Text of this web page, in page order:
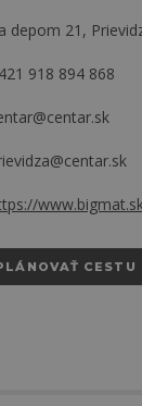
depom 21,
918 894 868
CESTU